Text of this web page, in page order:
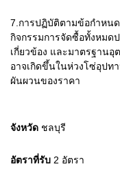
7.การปฏิบัติตามข้อกำหน
กิจกรรมการจัดซื้อทั้งหมด
เกี่ยวข้อง และมาตรฐาน
อาจเกิดขึ้นในห่วงโซ่อุป
ผันผวนของราคา
จังหวัด ชลบุรี
อัตราที่รับ 2 อัตรา